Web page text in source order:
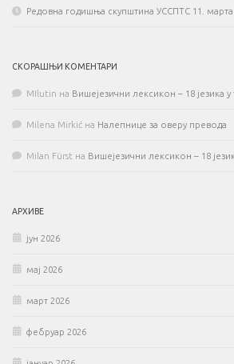
Редовна годишња скупштина УССПТС 11. марта
СКОРАШЊИ КОМЕНТАРИ
MIlutin на Вишејезични лексикон – 18 језика
Milena Mirkić на Налепнице за оверу превода
Milan Fürst на Вишејезични лексикон – 18
АРХИВЕ
јун 2026
мај 2026
март 2026
фебруар 2026